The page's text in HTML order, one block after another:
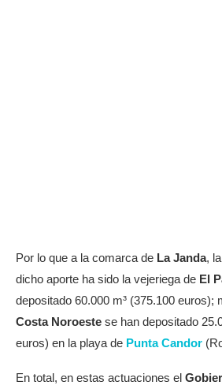
Por lo que a la comarca de La Janda,
dicho aporte ha sido la vejeriega de El
depositado 60.000 m³ (375.100 euros);
Costa Noroeste se han depositado
euros) en la playa de Punta Candor
En total, en estas actuaciones el